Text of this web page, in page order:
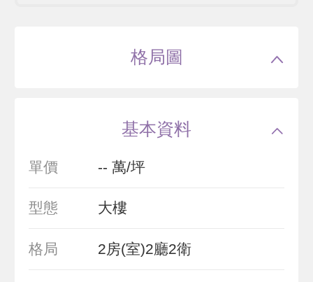
格局圖
基本資料
單價 -- 萬/坪
型態 大樓
格局 2房(室)2廳2衛